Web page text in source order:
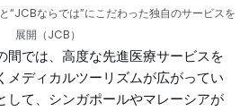
“JCBならでは”にこだわった独自のサービスを
展開（JCB）
間では、高度な先進医療サービスを
メディカルツーリズムが広がってい
して、シンガポールやマレーシアが